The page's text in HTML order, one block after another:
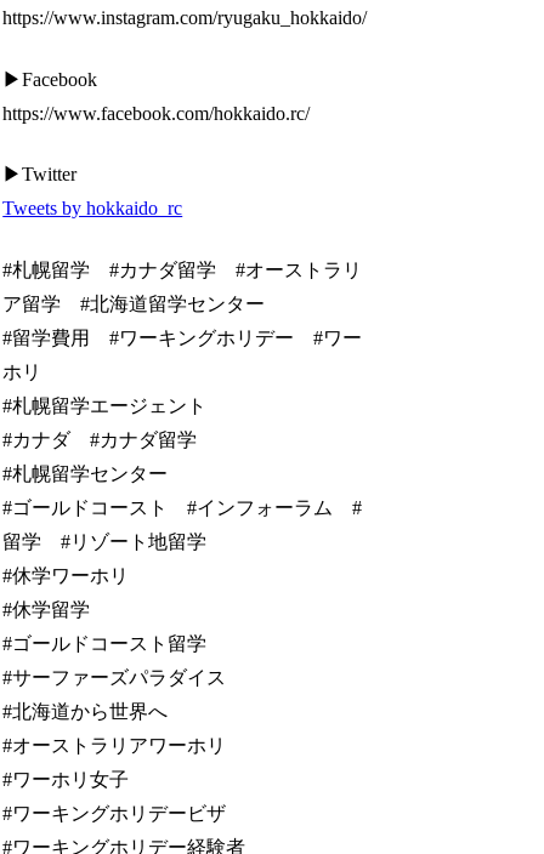
https://www.instagram.com/ryugaku_hokkaido/
▶︎Facebook
https://www.facebook.com/hokkaido.rc/
▶︎Twitter
Tweets by hokkaido_rc
#札幌留学 #カナダ留学 #オーストラリ
ア留学 #北海道留学センター
#留学費用 #ワーキングホリデー #ワー
ホリ
#札幌留学エージェント
#カナダ #カナダ留学
#札幌留学センター
#ゴールドコースト #インフォーラム #
留学 #リゾート地留学
#休学ワーホリ
#休学留学
#ゴールドコースト留学
#サーファーズパラダイス
#北海道から世界へ
#オーストラリアワーホリ
#ワーホリ女子
#ワーキングホリデービザ
#ワーキングホリデー経験者